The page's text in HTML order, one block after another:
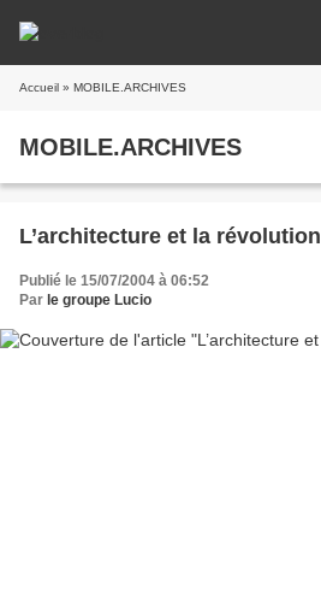
Accueil » MOBILE.ARCHIVES
MOBILE.ARCHIVES
L’architecture et la révolution
Publié le 15/07/2004 à 06:52
Par le groupe Lucio